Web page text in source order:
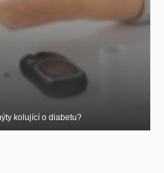
kolující o diabetu?